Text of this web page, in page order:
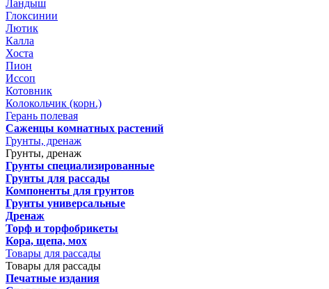
Ландыш
Глоксинии
Лютик
Калла
Хоста
Пион
Иссоп
Котовник
Колокольчик (корн.)
Герань полевая
Саженцы комнатных растений
Грунты, дренаж
Грунты, дренаж
Грунты специализированные
Грунты для рассады
Компоненты для грунтов
Грунты универсальные
Дренаж
Торф и торфобрикеты
Кора, щепа, мох
Товары для рассады
Товары для рассады
Печатные издания